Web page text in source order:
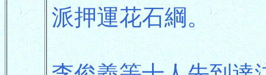
派押運花石綱。